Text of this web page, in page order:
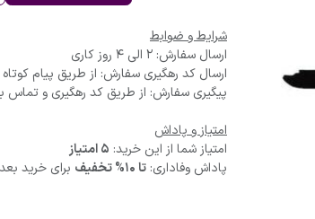
شرایط و ضوابط
ارسال سفارش: 2 الی 4 روز کاری
ارسال کد رهگیری سفارش: از طریق پیام کوتاه
پیگیری سفارش: از طریق کد رهگیری و تماس
امتیاز و پاداش
امتیاز شما از این خرید: 5 امتیاز
پاداش وفاداری: تا 10% تخفیف برای خرید